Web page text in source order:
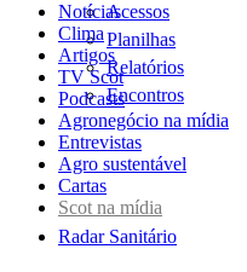
Acessos
Planilhas
Relatórios
Encontros
Notícias
Clima
Artigos
TV Scot
Podcasts
Agronegócio na mídia
Entrevistas
Agro sustentável
Cartas
Scot na mídia
Radar Sanitário